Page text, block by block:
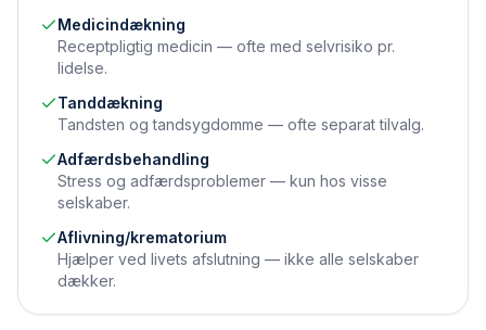
Medicin­dækning
Receptpligtig medicin — ofte med selvrisiko pr.
lidelse.
Tand­dækning
Tandsten og tandsygdomme — ofte separat tilvalg.
Adfærds­behandling
Stress og adfærdsproblemer — kun hos visse
selskaber.
Aflivning/krematorium
Hjælper ved livets afslutning — ikke alle selskaber
dækker.